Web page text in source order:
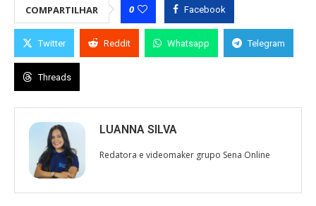
COMPARTILHAR 0 Facebook
Twitter Reddit Whatsapp Telegram
Threads
LUANNA SILVA
Redatora e videomaker grupo Sena Online